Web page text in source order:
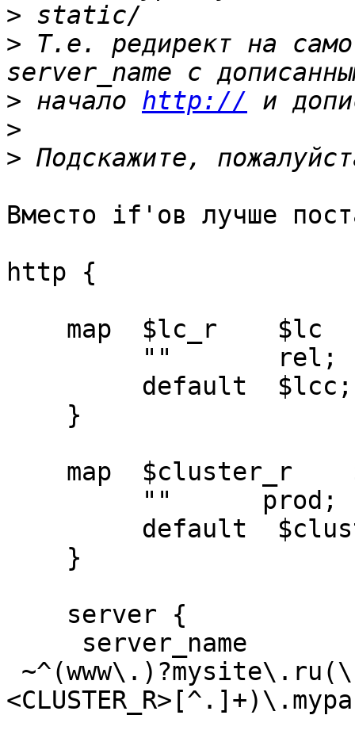
>
> Т.е. редирект на само
> начало http://
>
>
Вместо if'ов лучше
http {